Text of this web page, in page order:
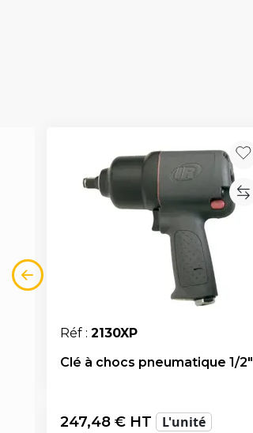
Réf : 2130XP
Clé à chocs pneumatique 1/2"
247,48 € HT L'unité